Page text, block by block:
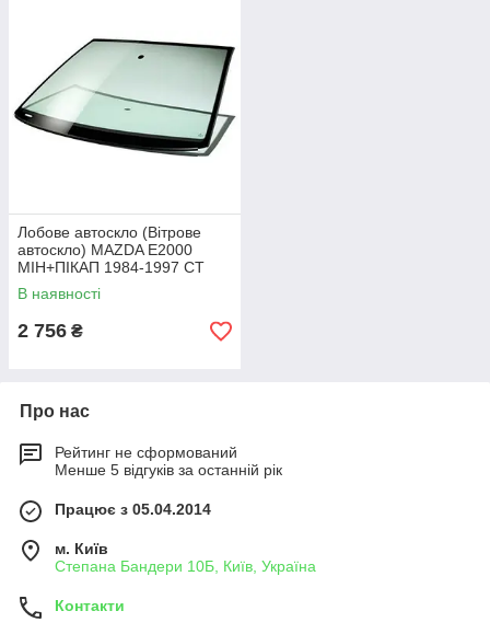
Лобове автоскло (Вітрове
автоскло) MAZDA E2000
МІН+ПІКАП 1984-1997 СТ
ВЕТР/ASIA HI TOPIC 1995-СТ
ВЕТР
В наявності
2 756 ₴
Про нас
Рейтинг не сформований
Менше 5 відгуків за останній рік
Працює з 05.04.2014
м. Київ
Степана Бандери 10Б, Київ, Україна
Контакти